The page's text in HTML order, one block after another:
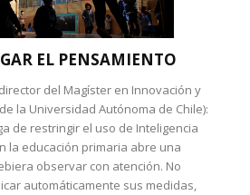
EL PENSAMIENTO
del Magíster en Innovación y
la Universidad Autónoma de Chile):
de restringir el uso de Inteligencia
la educación primaria abre una
observar con atención. No
automáticamente sus medidas,